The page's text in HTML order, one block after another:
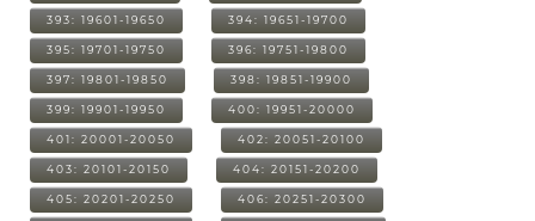
393: 19601-19650 394: 19651-19700
395: 19701-19750 396: 19751-19800
397: 19801-19850 398: 19851-19900
399: 19901-19950 400: 19951-20000
401: 20001-20050 402: 20051-20100
403: 20101-20150 404: 20151-20200
405: 20201-20250 406: 20251-20300